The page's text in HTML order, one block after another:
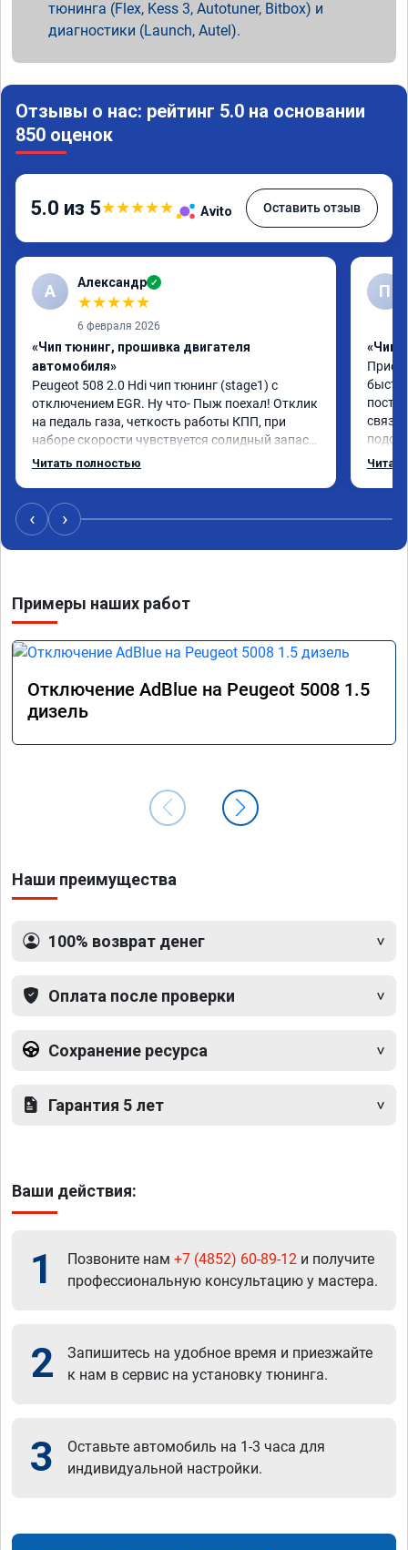
тюнинга (Flex, Kess 3, Autotuner, Bitbox) и
диагностики (Launch, Autel).
Отзывы о нас: рейтинг 5.0 на основании
850 оценок
5.0 из 5★★★★★ Avito Оставить отзыв
А Александр ✓
★★★★★
6 февраля 2026
«Чип тюнинг, прошивка двигателя
автомобиля»
Peugeot 508 2.0 Hdi чип тюнинг (stage1) с
отключением EGR. Ну что- Пыж поехал! Отклик
на педаль газа, четкость работы КПП, при
наборе скорости чувствуется солидный запас
мощности. Ребята постарались на совесть,
Читать полностью
П
«Чип
‹ ›
Примеры наших работ
Отключение AdBlue на Peugeot 5008 1.5
дизель
Наши преимущества
100% возврат денег
Оплата после проверки
Сохранение ресурса
Гарантия 5 лет
Ваши действия:
1 Позвоните нам +7 (4852) 60-89-12 и получите
профессиональную консультацию у мастера.
2
Запишитесь на удобное время и приезжайте
к нам в сервис на установку тюнинга.
3
Оставьте автомобиль на 1-3 часа для
индивидуальной настройки.